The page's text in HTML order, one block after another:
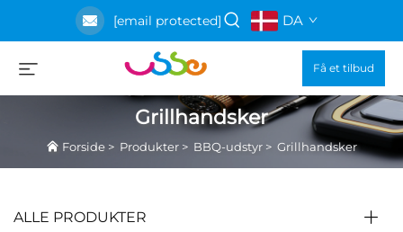
[email protected] DA
Få et tilbud
Grillhandsker
Forside > Produkter > BBQ-udstyr > Grillhandsker
ALLE PRODUKTER